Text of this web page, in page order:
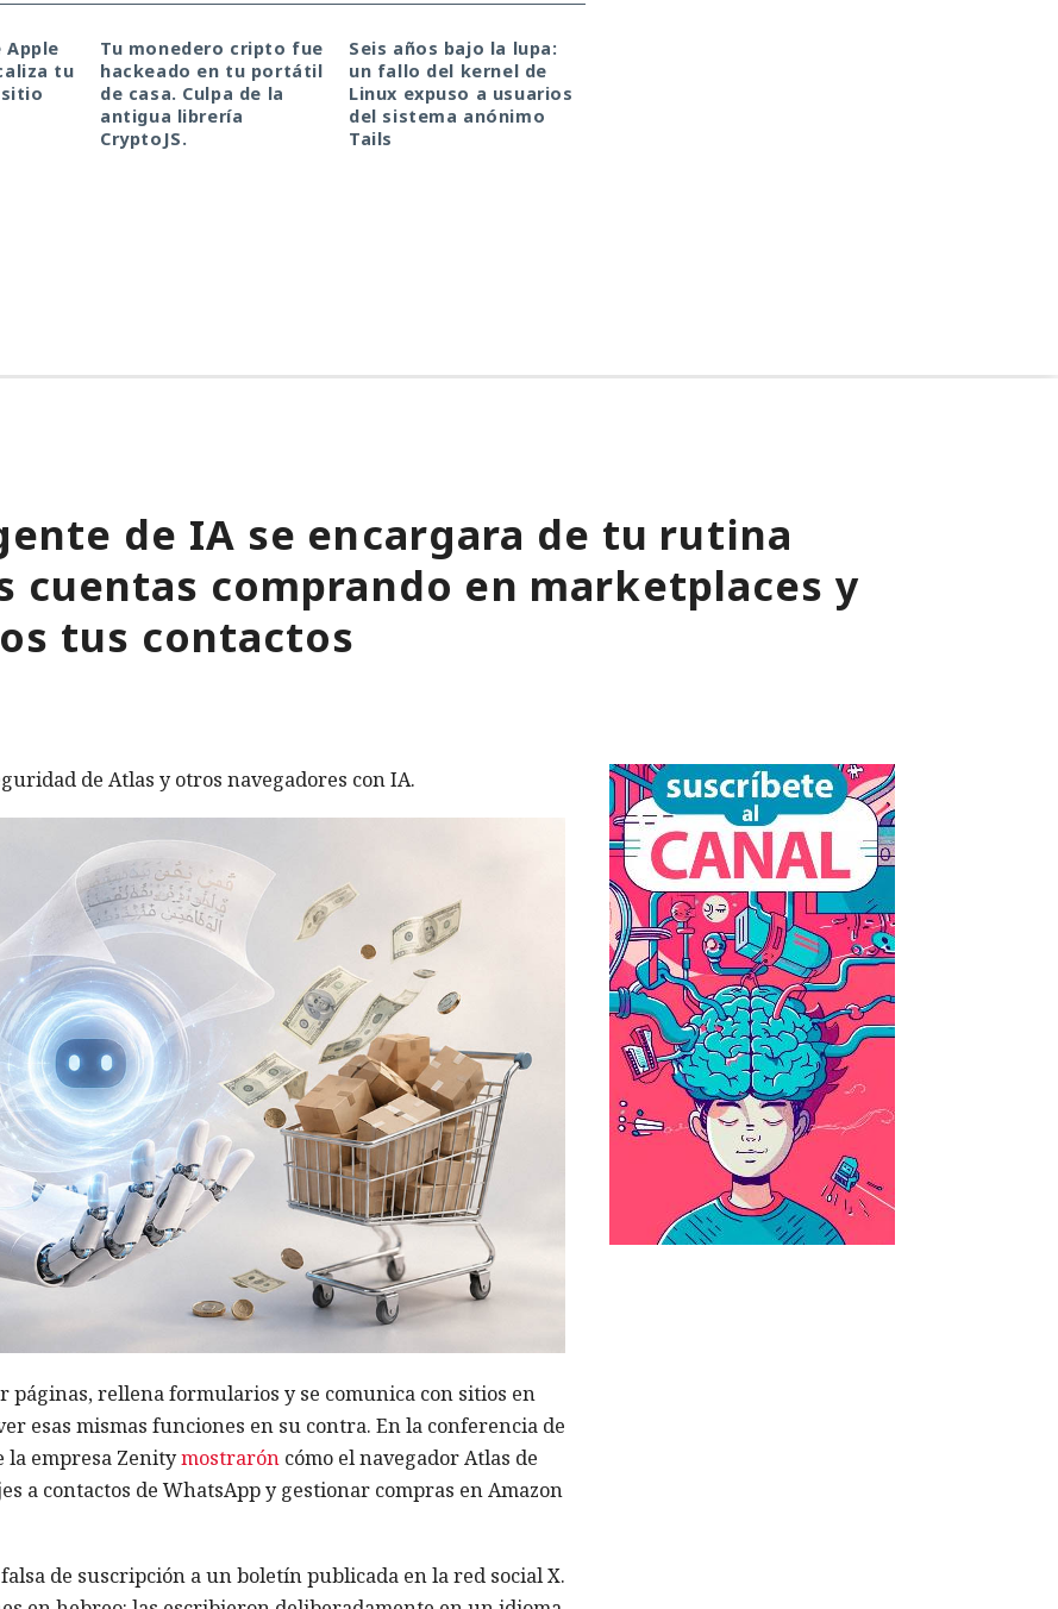
Apple
tu
Tu monedero cripto fue
hackeado en tu portátil
de casa. Culpa de la
antigua librería
CryptoJS.
Seis años bajo la lupa:
un fallo del kernel de
Linux expuso a usuarios
del sistema anónimo
Tails
de IA se encargara de tu rutina
cuentas comprando en marketplaces y
tus contactos
de Atlas y otros navegadores con IA.
páginas, rellena formularios y se comunica con sitios en
esas mismas funciones en su contra. En la conferencia de
la empresa Zenitymostraróncómo el navegador Atlas de
a contactos de WhatsApp y gestionar compras en Amazon
de suscripción a un boletín publicada en la red social X.